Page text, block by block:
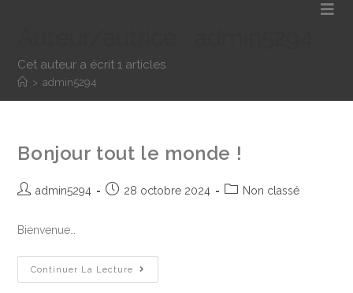
Cet auteur a écrit 1 articles
> admin5294
Bonjour tout le monde !
admin5294 28 octobre 2024 Non classé
Bienvenue…
Continuer La Lecture